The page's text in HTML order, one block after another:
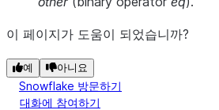
이 페이지가 도움이 되었습니까?
예 아니요
Snowflake 방문하기
대화에 참여하기